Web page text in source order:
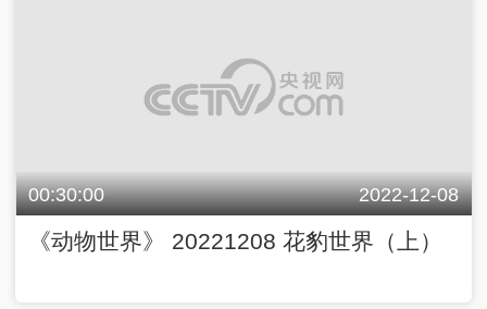
00:30:00 2022-12-08
《动物世界》 20221208 花豹世界（上）